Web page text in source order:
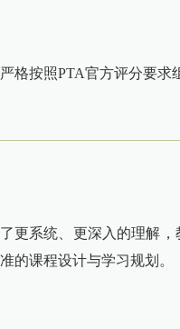
格按照PTA官方评分要求
更系统、更深入的理解
的课程设计与学习规划。